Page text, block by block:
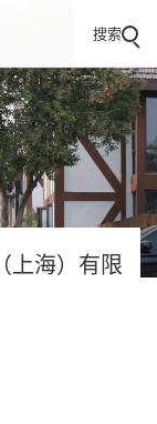
搜索
上海）有限